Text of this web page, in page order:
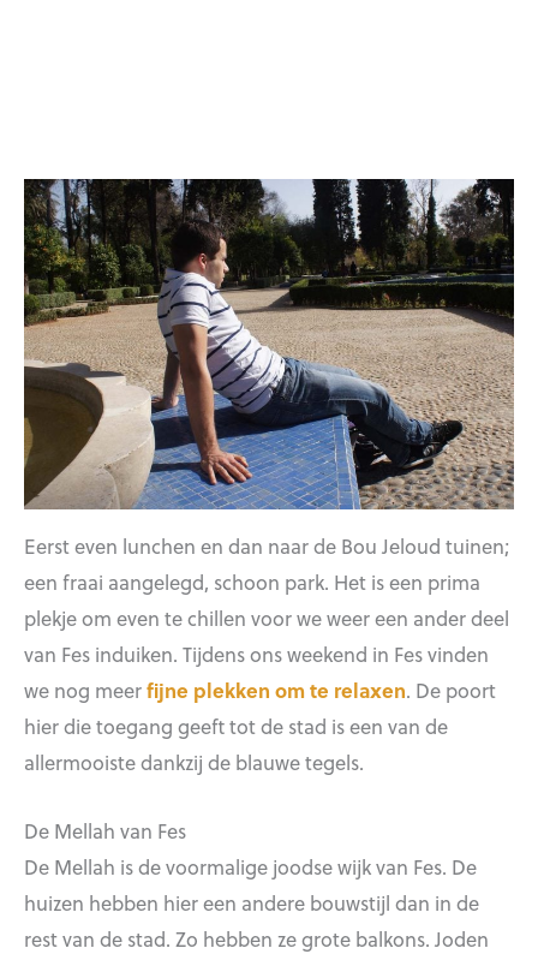
Eerst even lunchen en dan naar de Bou Jeloud tuinen;
een fraai aangelegd, schoon park. Het is een prima
plekje om even te chillen voor we weer een ander deel
van Fes induiken. Tijdens ons weekend in Fes vinden
we nog meerfijne plekken om te relaxen. De poort
hier die toegang geeft tot de stad is een van de
allermooiste dankzij de blauwe tegels.
De Mellah van Fes
De Mellah is de voormalige joodse wijk van Fes. De
huizen hebben hier een andere bouwstijl dan in de
rest van de stad. Zo hebben ze grote balkons. Joden